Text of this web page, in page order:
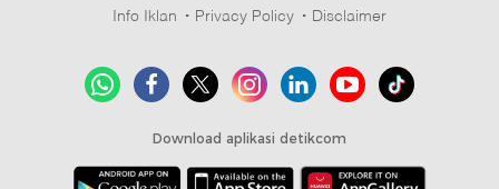
Info Iklan
Privacy Policy Disclaimer
Download aplikasi detikcom